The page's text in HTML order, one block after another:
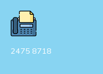
2475 8718